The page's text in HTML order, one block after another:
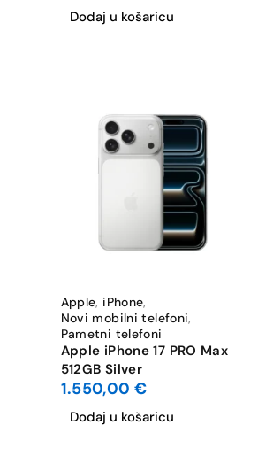
Dodaj u košaricu
Apple, iPhone,
Novi mobilni telefoni,
Pametni telefoni
Apple iPhone 17 PRO Max
512GB Silver
1.550,00 €
Dodaj u košaricu